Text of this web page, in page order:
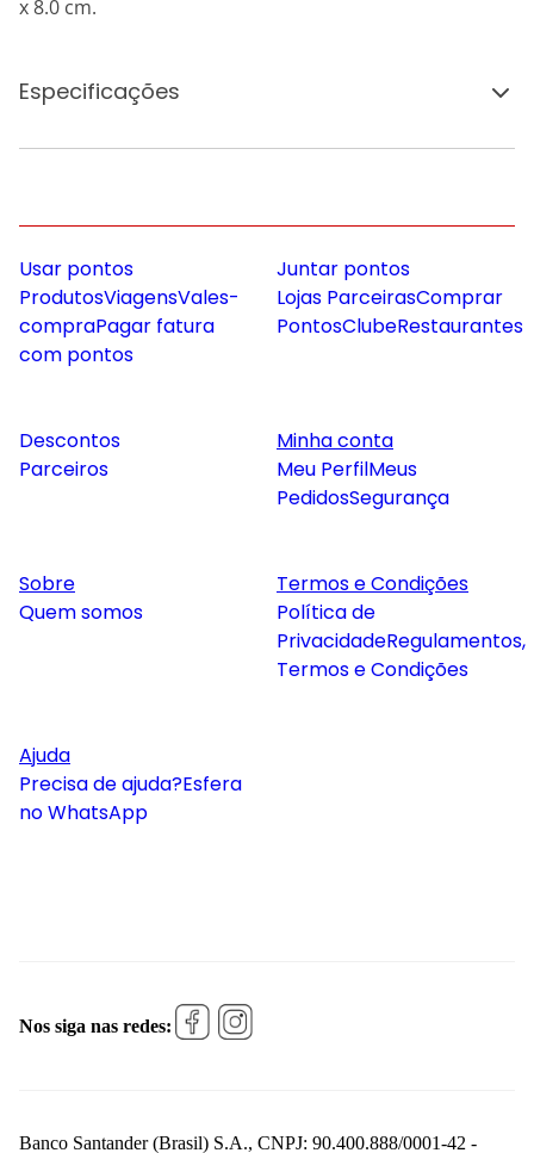
x 8.0 cm.
Especificações
Usar pontos
ProdutosViagensVales-
compraPagar fatura
com pontos
Juntar pontos
Lojas ParceirasComprar
PontosClubeRestaurantes
Descontos
Parceiros
Minha conta
Meu PerfilMeus
PedidosSegurança
Sobre
Quem somos
Termos e Condições
Política de
PrivacidadeRegulamentos,
Termos e Condições
Ajuda
Precisa de ajuda?Esfera
no WhatsApp
Nos siga nas redes:
Banco Santander (Brasil) S.A., CNPJ: 90.400.888/0001-42 -